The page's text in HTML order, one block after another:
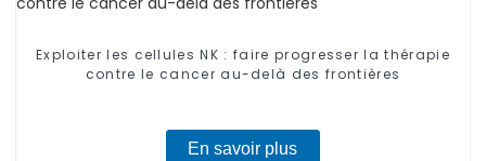
Exploiter les cellules NK : faire progresser la thérapie
contre le cancer au-delà des frontières
En savoir plus